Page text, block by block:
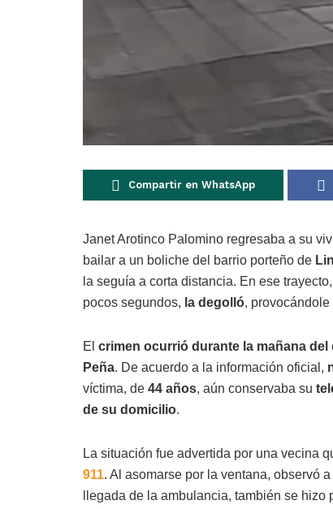
Compartir en WhatsApp
Janet Arotinco Palomino regresaba a su
bailar a un boliche del barrio porteño de
la seguía a corta distancia. En ese
pocos segundos, la degolló, provocándole
El crimen ocurrió durante la mañana del
Peña. De acuerdo a la información oficial,
víctima, de 44 años, aún conservaba su
de su domicilio.
La situación fue advertida por una vecina
911. Al asomarse por la ventana, observó
llegada de la ambulancia, también se